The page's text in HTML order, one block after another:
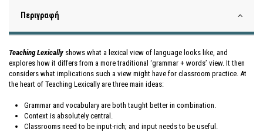
Περιγραφή
Teaching Lexically shows what a lexical view of language looks like, and
explores how it differs from a more traditional ‘grammar + words’ view. It then
considers what implications such a view might have for classroom practice. At
the heart of Teaching Lexically are three main ideas:
Grammar and vocabulary are both taught better in combination.
Context is absolutely central.
Classrooms need to be input-rich; and input needs to be useful.